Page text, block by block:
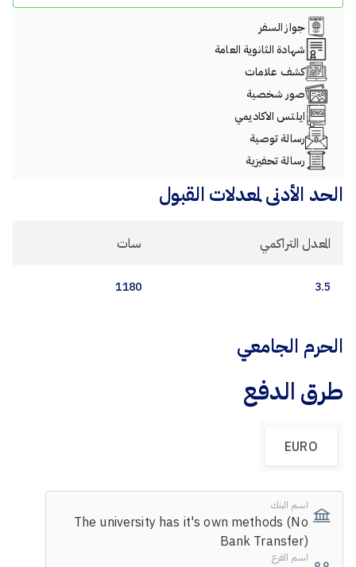
جواز السفر
شهادة الثانوية العامة
كشف علامات
صور شخصية
ايلتس الاكاديمي
رسالة توصية
رسالة تحفيزية
الحد الأدنى لمعدلات القبول
المعدل التراكمي سات
3.5
1180
الحرم الجامعي
طرق الدفع
EURO
اسم البنك
The university has it's own methods (No
Bank Transfer)
اسم الفرع